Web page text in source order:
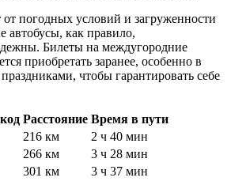
погодных условий и загруженности
автобусы, как правило,
Билеты на междугородние
приобретать заранее, особенно в
чтобы гарантировать себе
Расстояние Время в пути
216 км
2 ч 40 мин
266 км
3 ч 28 мин
301 км 3 ч 37 мин